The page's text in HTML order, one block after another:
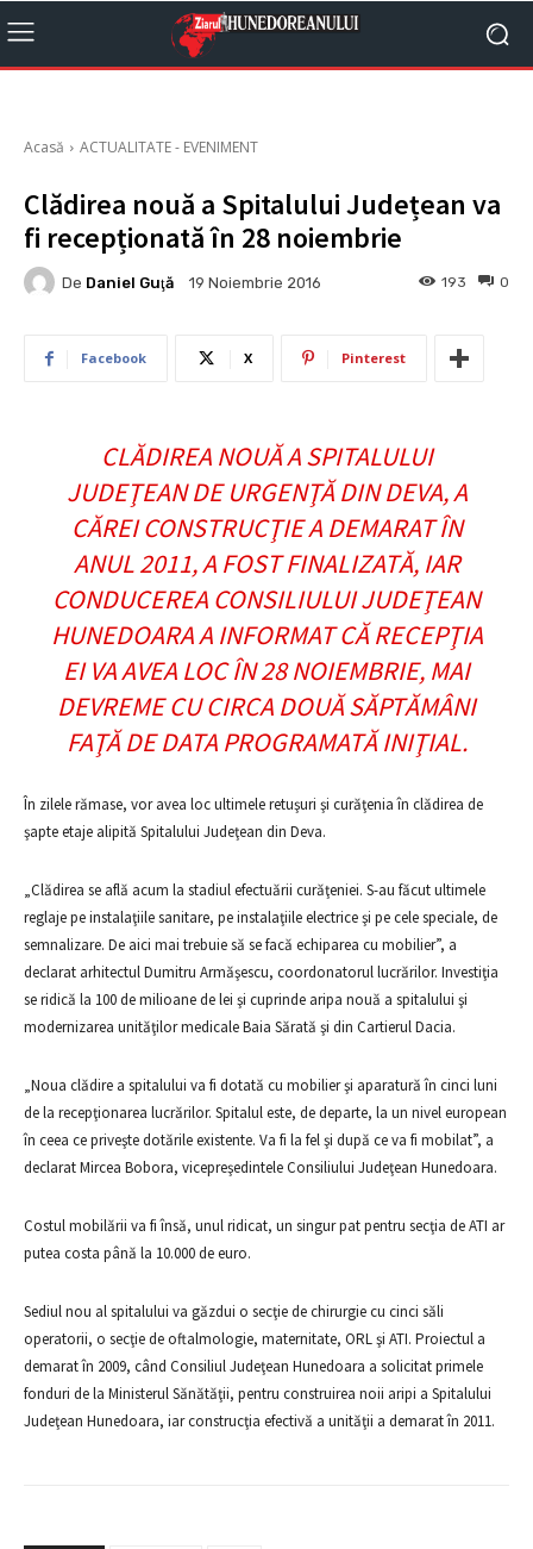
Acasă ACTUALITATE - EVENIMENT
Clădirea nouă a Spitalului Județean va
fi recepționată în 28 noiembrie
De Daniel Guţă 19 Noiembrie 2016 0
193
Facebook X Pinterest
CLĂDIREA NOUĂ A SPITALULUI
JUDEŢEAN DE URGENŢĂ DIN DEVA, A
CĂREI CONSTRUCŢIE A DEMARAT ÎN
ANUL 2011, A FOST FINALIZATĂ, IAR
CONDUCEREA CONSILIULUI JUDEŢEAN
HUNEDOARA A INFORMAT CĂ RECEPŢIA
EI VA AVEA LOC ÎN 28 NOIEMBRIE, MAI
DEVREME CU CIRCA DOUĂ SĂPTĂMÂNI
FAŢĂ DE DATA PROGRAMATĂ INIŢIAL.
În zilele rămase, vor avea loc ultimele retuşuri şi curăţenia în clădirea de
şapte etaje alipită Spitalului Judeţean din Deva.
„Clădirea se află acum la stadiul efectuării curăţeniei. S-au făcut ultimele
reglaje pe instalaţiile sanitare, pe instalaţiile electrice şi pe cele speciale, de
semnalizare. De aici mai trebuie să se facă echiparea cu mobilier”, a
declarat arhitectul Dumitru Armăşescu, coordonatorul lucrărilor. Investiţia
se ridică la 100 de milioane de lei şi cuprinde aripa nouă a spitalului şi
modernizarea unităţilor medicale Baia Sărată şi din Cartierul Dacia.
„Noua clădire a spitalului va fi dotată cu mobilier şi aparatură în cinci luni
de la recepţionarea lucrărilor. Spitalul este, de departe, la un nivel european
în ceea ce priveşte dotările existente. Va fi la fel şi după ce va fi mobilat”, a
declarat Mircea Bobora, vicepreşedintele Consiliului Judeţean Hunedoara.
Costul mobilării va fi însă, unul ridicat, un singur pat pentru secţia de ATI ar
putea costa până la 10.000 de euro.
Sediul nou al spitalului va găzdui o secţie de chirurgie cu cinci săli
operatorii, o secţie de oftalmologie, maternitate, ORL şi ATI. Proiectul a
demarat în 2009, când Consiliul Judeţean Hunedoara a solicitat primele
fonduri de la Ministerul Sănătăţii, pentru construirea noii aripi a Spitalului
Judeţean Hunedoara, iar construcţia efectivă a unităţii a demarat în 2011.